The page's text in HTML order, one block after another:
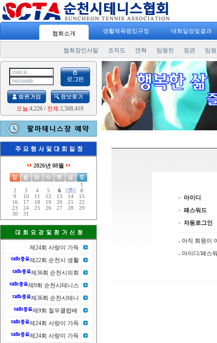
협회소개 생활체육랭킹규정 대회일정및결과
협회장인사말 조직도 연혁 임원진 정관 임
오늘:4,226/ 전체 :2,568,419
2026년 08월
1
2
3 4 5 6 7
8
9
10 11 12 13 14
15
16
17 18 19 20 21
22
23
24 25 26 27 28
29
30
31
제24회 사랑이 가득
제22회 순천시 생활
제36회 순천시의회
제9회 순천시테니스
제36회 순천시테니
제9회 칠우클럽배
제24회 사랑이 가득
제24회 사랑이 가득
아이디
패스워드
자동로그인
아직 회원이
아이디/패스